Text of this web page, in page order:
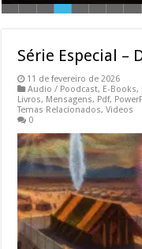
Série Especial –
11 de fevereiro de 2026
Audio / Poodcast, E-Books,
Livros, Mensagens, Pdf,
Temas Relacionados,Videos
0